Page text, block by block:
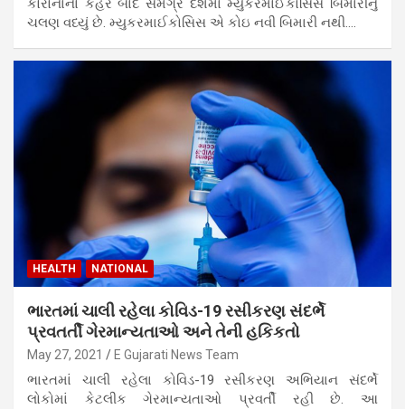
ચલણ વધ્યું છે. મ્યુકરમાઈકોસિસ એ કોઇ નવી બિમારી નથી.…
HEALTH NATIONAL
ભારતમાં ચાલી રહેલા કોવિડ-19 રસીકરણ સંદર્ભે
પ્રવતર્તી ગેરમાન્યતાઓ અને તેની હકિકતો
May 27, 2021 E Gujarati News Team
ભારતમાં ચાલી રહેલા કોવિડ-19 રસીકરણ અભિયાન સંદર્ભે
લોકોમાં કેટલીક ગેરમાન્યતાઓ પ્રવર્તી રહી છે. આ